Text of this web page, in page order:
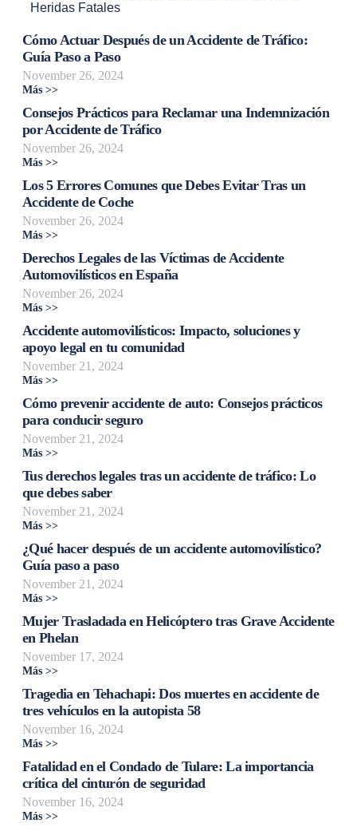
Heridas Fatales
Cómo Actuar Después de un Accidente de Tráfico:
Guía Paso a Paso
November 26, 2024
Más >>
Consejos Prácticos para Reclamar una Indemnización
por Accidente de Tráfico
November 26, 2024
Más >>
Los 5 Errores Comunes que Debes Evitar Tras un
Accidente de Coche
November 26, 2024
Más >>
Derechos Legales de las Víctimas de Accidente
Automovilísticos en España
November 26, 2024
Más >>
Accidente automovilísticos: Impacto, soluciones y
apoyo legal en tu comunidad
November 21, 2024
Más >>
Cómo prevenir accidente de auto: Consejos prácticos
para conducir seguro
November 21, 2024
Más >>
Tus derechos legales tras un accidente de tráfico: Lo
que debes saber
November 21, 2024
Más >>
¿Qué hacer después de un accidente automovilístico?
Guía paso a paso
November 21, 2024
Más >>
Mujer Trasladada en Helicóptero tras Grave Accidente
en Phelan
November 17, 2024
Más >>
Tragedia en Tehachapi: Dos muertes en accidente de
tres vehículos en la autopista 58
November 16, 2024
Más >>
Fatalidad en el Condado de Tulare: La importancia
crítica del cinturón de seguridad
November 16, 2024
Más >>